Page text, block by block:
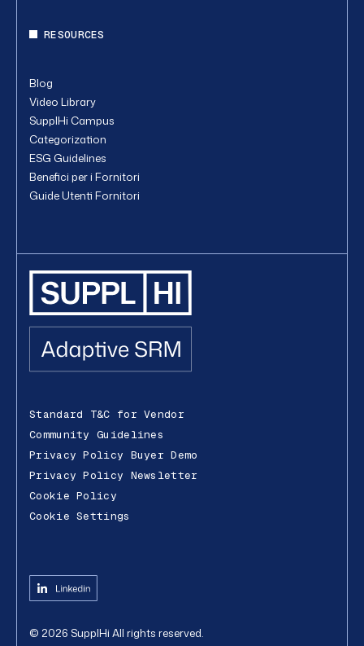
Standard T&C for Vendor
Community Guidelines
Privacy Policy Buyer Demo
Privacy Policy Newsletter
Cookie Policy
Cookie Settings
© 2026 SupplHi All rights reserved.
RESOURCES
Blog
Video Library
SupplHi Campus
Categorization
ESG Guidelines
Benefici per i Fornitori
Guide Utenti Fornitori